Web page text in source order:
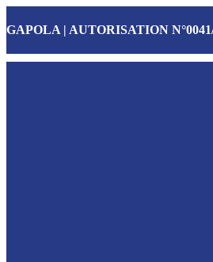
GAPOLA | AUTORISATION